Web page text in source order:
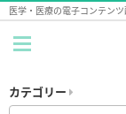
医学・医療の電子コンテン
カテゴリー